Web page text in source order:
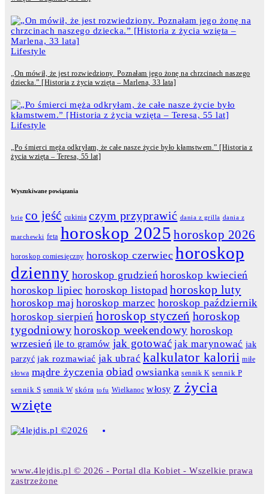
Lifestyle
„On mówił, że jest rozwiedziony. Poznałam jego żonę na chrzcinach naszego
dziecka.” [Historia z życia wzięta – Marlena, 33 lata]
Lifestyle
„Po śmierci męża odkryłam, że całe nasze życie było kłamstwem.” [Historia z
życia wzięta – Teresa, 55 lat]
Wyszukiwane powiązania
brie co jeść cukinia czym przyprawić dania z grilla dania z
marchewki feta horoskop 2025 horoskop 2026
horoskop comiesięczny horoskop czerwiec horoskop
dzienny horoskop grudzień horoskop kwiecień
horoskop lipiec horoskop listopad horoskop luty
horoskop maj horoskop marzec horoskop październik
horoskop sierpień horoskop styczeń horoskop
tygodniowyhoroskop weekendowy horoskop
wrzesień ile to gramów jak gotować jak marynować jak
parzyć jak rozmawiać jak ubrać kalkulator kalorii miłe
słowa mądre życzenia obiad owsianka sennik K sennik P
sennik S sennik W skóra tofu Wielkanoc włosy z życia
wzięte
www.4lejdis.pl © 2026 - Portal dla Kobiet - Wszelkie prawa
zastrzeżone